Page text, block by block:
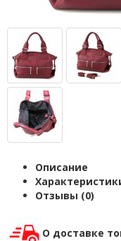
Описание
Отзывы (0)
О доставке